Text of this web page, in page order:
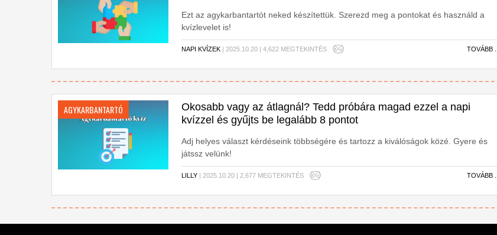
Ezt az agykarbantartót neked készítettük. Szerezd meg a pontokat és használd a
kvízlevelet is!
NAPI KVÍZEK | 2025.10.20 | 4,622 MEGTEKINTÉS TOVÁBB ...
AGYKARBANTARTÓ
Okosabb vagy az átlagnál? Tedd próbára magad ezzel a napi
kvízzel és gyűjts be legalább 8 pontot
Adj helyes választ kérdéseink többségére és tartozz a kiválóságok közé. Gyere és
játssz velünk!
LILLY | 2025.10.20 | 2,677 MEGTEKINTÉS TOVÁBB ...